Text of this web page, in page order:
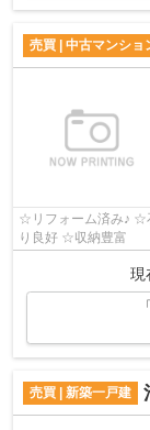
売買 | 中古マンショ
☆リフォーム済み♪ ☆
り良好 ☆収納豊富
現
売買 | 新築一戸建